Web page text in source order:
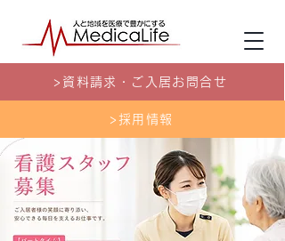
>資料請求・ご入居お問合せ
>採用情報